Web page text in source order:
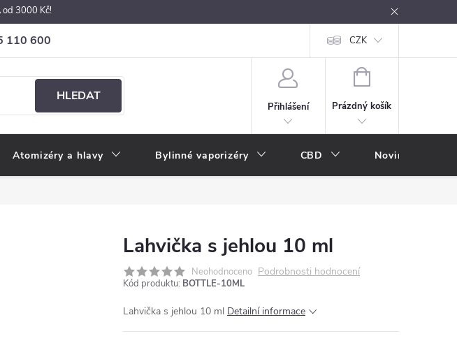
3000 Kč!
110 600
cigarety.cz
Velkoobchod Vše o e-kouření Nákupní rádce
CZK
HLEDAT
Přihlášení
NÁKUPNÍ
Prázdný košík
Atomizéry a hlavy Bylinné vaporizéry CBD Novinky
Lahvička s jehlou 10 ml
Neohodnoceno Podrobnosti hodnocení
Kód produktu: BOTTLE-10ML
Lahvička s jehlou 10 ml Detailní informace